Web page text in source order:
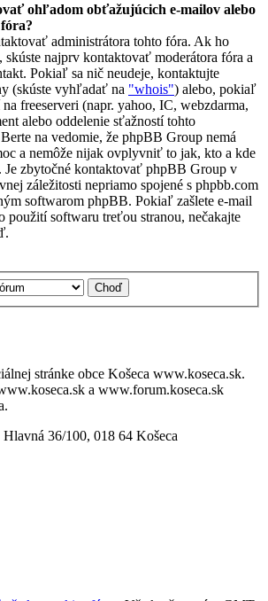
ohľadom obťažujúcich e-mailov alebo
administrátora tohto fóra. Ak ho
skúste najprv kontaktovať moderátora fóra a
Pokiaľ sa nič neudeje, kontaktujte
(skúste vyhľadať na "whois") alebo, pokiaľ
freeserveri (napr. yahoo, IC, webzdarma,
alebo oddelenie sťažností tohto
na vedomie, že phpBB Group nemá
a nemôže nijak ovplyvniť to jak, kto a kde
Je zbytočné kontaktovať phpBB Group v
záležitosti nepriamo spojené s phpbb.com
softwarom phpBB. Pokiaľ zašlete e-mail
použití softwaru treťou stranou, nečakajte
stránke obce Košeca www.koseca.sk.
a www.forum.koseca.sk
36/100, 018 64 Košeca